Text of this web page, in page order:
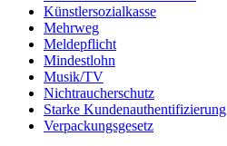
Künstlersozialkasse
Mehrweg
Meldepflicht
Mindestlohn
Musik/TV
Nichtraucherschutz
Starke Kundenauthentifizierung
Verpackungsgesetz